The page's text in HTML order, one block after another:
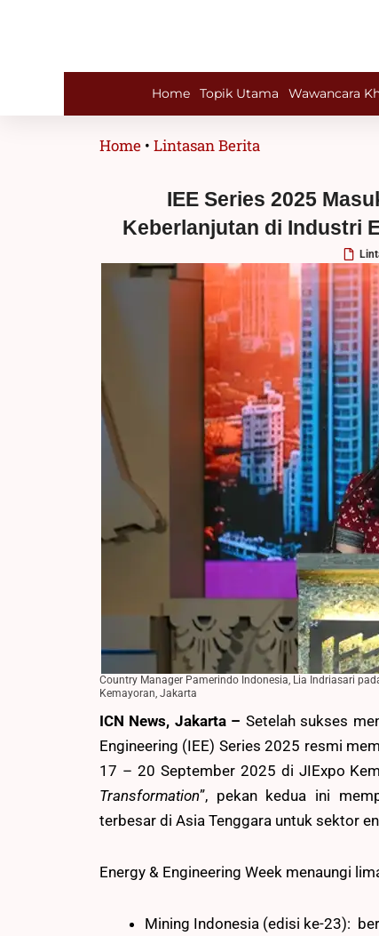
Home Topik Utama Wawancara
Home • Lintasan Berita
IEE Series 2025
Keberlanjutan di Industri
Country Manager Pamerindo Indonesia, Lia Indriasari
Kemayoran, Jakarta
ICN News, Jakarta – Setelah sukses
Engineering (IEE) Series 2025 resmi
17 – 20 September 2025 di JIExpo
Transformation”, pekan kedua ini
terbesar di Asia Tenggara untuk sektor
Energy & Engineering Week menaungi
Mining Indonesia (edisi ke-23):